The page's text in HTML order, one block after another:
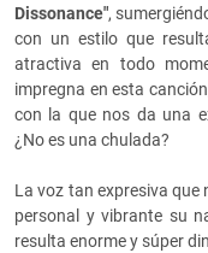
Dissonance",
con un estilo que
atractiva en todo
impregna en esta
con la que nos da una
¿No es una chulada?
La voz tan expresiva que
personal y vibrante su
resulta enorme y súper